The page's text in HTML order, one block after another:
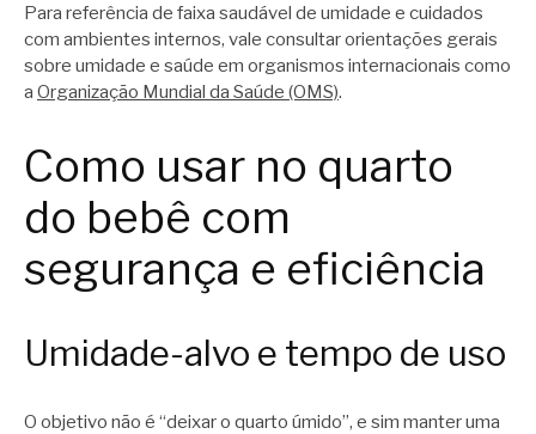
Para referência de faixa saudável de umidade e cuidados
com ambientes internos, vale consultar orientações gerais
sobre umidade e saúde em organismos internacionais como
a Organização Mundial da Saúde (OMS).
Como usar no quarto
do bebê com
segurança e eficiência
Umidade-alvo e tempo de uso
O objetivo não é “deixar o quarto úmido”, e sim manter uma